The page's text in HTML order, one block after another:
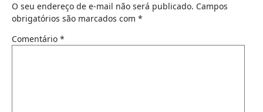
O seu endereço de e-mail não será publicado. Campos
obrigatórios são marcados com *
Comentário *